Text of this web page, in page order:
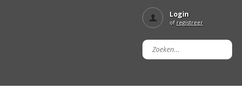
Login
of registreer